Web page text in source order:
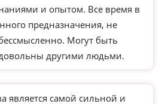
и опытом. Все время в
предназначения, не
Могут быть
другими людьми.
является самой сильной и